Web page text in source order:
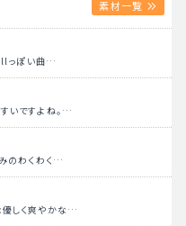
素材一覧
っぽい曲…
いですよね。…
のわくわく…
優しく爽やかな…